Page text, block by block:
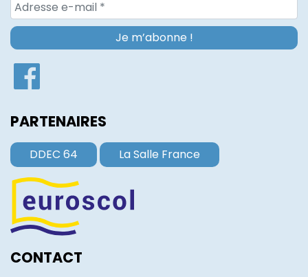
PARTENAIRES
DDEC 64 La Salle France
CONTACT